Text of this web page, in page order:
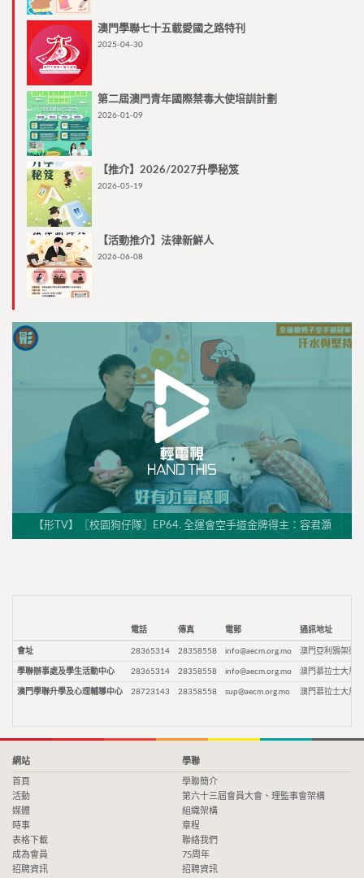
澳門學聯七十五載愛國之路特刊
2025-04-30
第二屆澳門青年國際禁毒大使培訓計劃
2026-01-09
【推介】2026/2027升學秘笈
2026-05-19
【活動推介】法律新鮮人
2026-06-08
【形TV】〖校園狗仔隊〗EP64. 全運會空手道金牌得主：容君灝
電話 傳真 電郵 通訊地址
會址 28365314 28358558 info@aecm.org.mo 澳門亞利鴉架街9
學聯辦事處及學生活動中心 28365314 28358558 info@aecm.org.mo 澳門慕拉士大馬
澳門學聯升學及心理輔導中心 28723143 28358558 sup@aecm.org.mo 澳門慕拉士大馬
網站
首頁
活動
媒體
時事
表格下載
成為會員
招聘資訊
學聯
學聯簡介
第六十三屆會員大會、理監事會架構
組織架構
章程
聯絡我們
75周年
招聘資訊